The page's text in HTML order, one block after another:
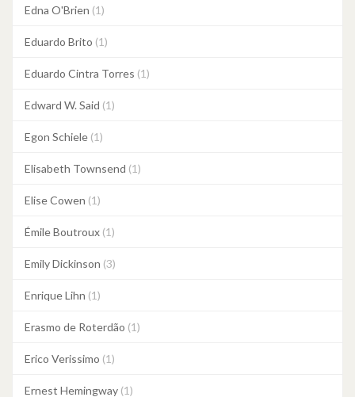
Edna O'Brien (1)
Eduardo Brito (1)
Eduardo Cintra Torres (1)
Edward W. Said (1)
Egon Schiele (1)
Elisabeth Townsend (1)
Elise Cowen (1)
Émile Boutroux (1)
Emily Dickinson (3)
Enrique Lihn (1)
Erasmo de Roterdão (1)
Erico Verissimo (1)
Ernest Hemingway (1)